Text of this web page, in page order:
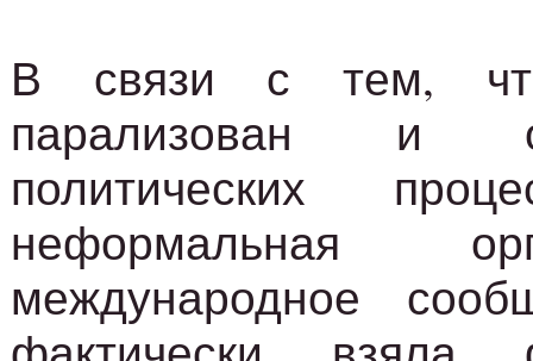
В связи с тем,
парализован и
политических
неформальная
международное